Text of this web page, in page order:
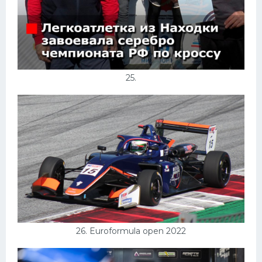
25.
26. Euroformula open 2022